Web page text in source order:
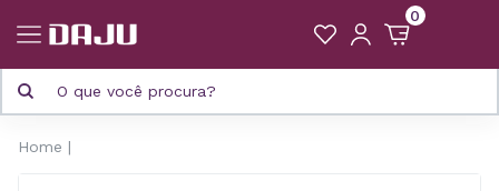
0
Home